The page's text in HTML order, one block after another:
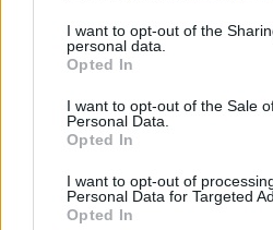
I want to opt-out of the
personal data.
Opted In
I want to opt-out of the Sale
Personal Data.
Opted In
I want to opt-out of
Personal Data for Targeted
Opted In
PDO.GRAL. SARMIENTO)
Actualmente no hay incidencias
Buenos Airessegún la dirección
Localidades que puedes
en a 3,51 Km del punto 2
Palafollsen a 5,13 Km del punto 3